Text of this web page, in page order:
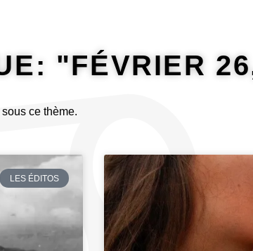
"FÉVRIER
ce thème.
LES ÉDITOS